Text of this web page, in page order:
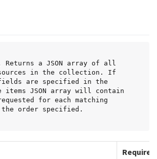
Returns a JSON array of all
in the collection. If
are specified in the
items JSON array will contain
for each matching
the order specified.
Required